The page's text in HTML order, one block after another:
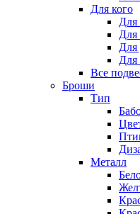
Для кого
Для
Все
Броши
Тип
Металл